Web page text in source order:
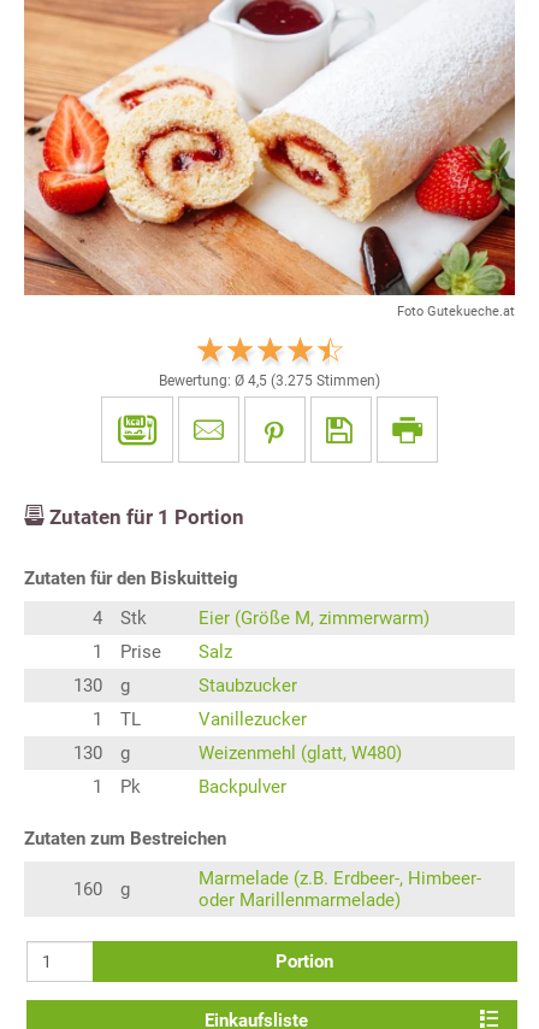
Foto Gutekueche.at
Bewertung: Ø 4,5 (3.275 Stimmen)
Zutaten für 1 Portion
Zutaten für den Biskuitteig
4
Stk
Eier (Größe M, zimmerwarm)
1
Prise
Salz
130
g
Staubzucker
1
TL
Vanillezucker
130
g
Weizenmehl (glatt, W480)
1
Pk Backpulver
Zutaten zum Bestreichen
160 g
Marmelade (z.B. Erdbeer-, Himbeer-
oder Marillenmarmelade)
Portion
Einkaufsliste